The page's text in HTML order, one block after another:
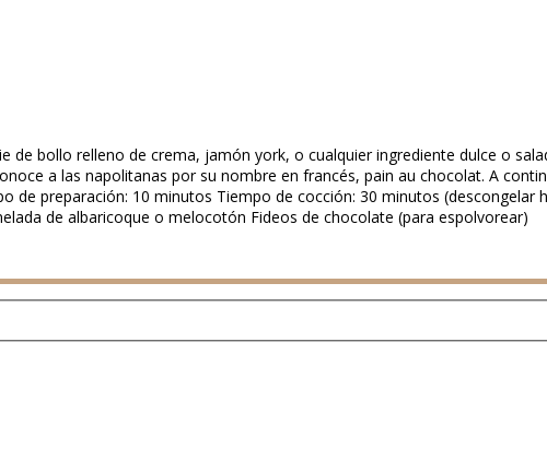
de bollo relleno de crema, jamón york, o cualquier ingrediente dulce o
a las napolitanas por su nombre en francés, pain au chocolat. A
de preparación: 10 minutos Tiempo de cocción: 30 minutos
de albaricoque o melocotón Fideos de chocolate (para espolvorear)